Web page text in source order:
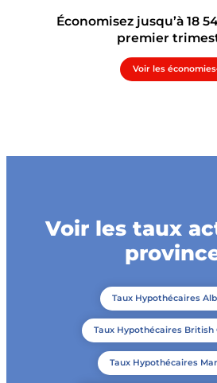
Économisez jusqu’à 18
premier
Voir les économies
Voir les taux
Taux Hypothécaires
Taux Hypothécaires British
Taux Hypothécaires